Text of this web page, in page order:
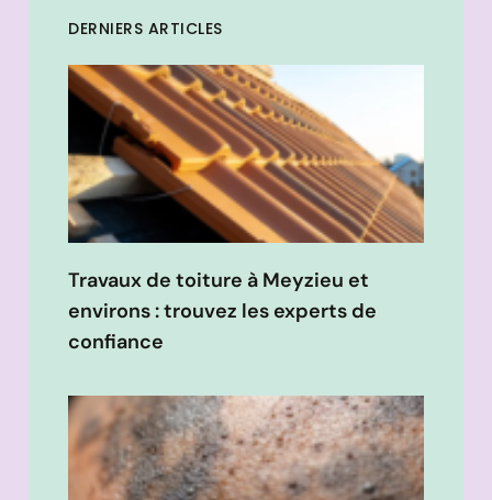
DERNIERS ARTICLES
Travaux de toiture à Meyzieu et
environs : trouvez les experts de
confiance